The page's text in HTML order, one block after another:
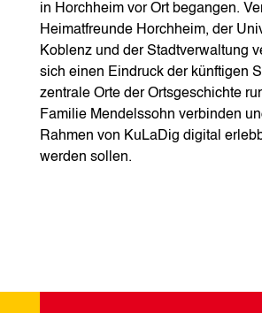
in Horchheim vor Ort begangen.
Heimatfreunde Horchheim, der
Koblenz und der Stadtverwaltung
sich einen Eindruck der künftigen
zentrale Orte der Ortsgeschichte
Familie Mendelssohn verbinden
Rahmen von KuLaDig digital
werden sollen.